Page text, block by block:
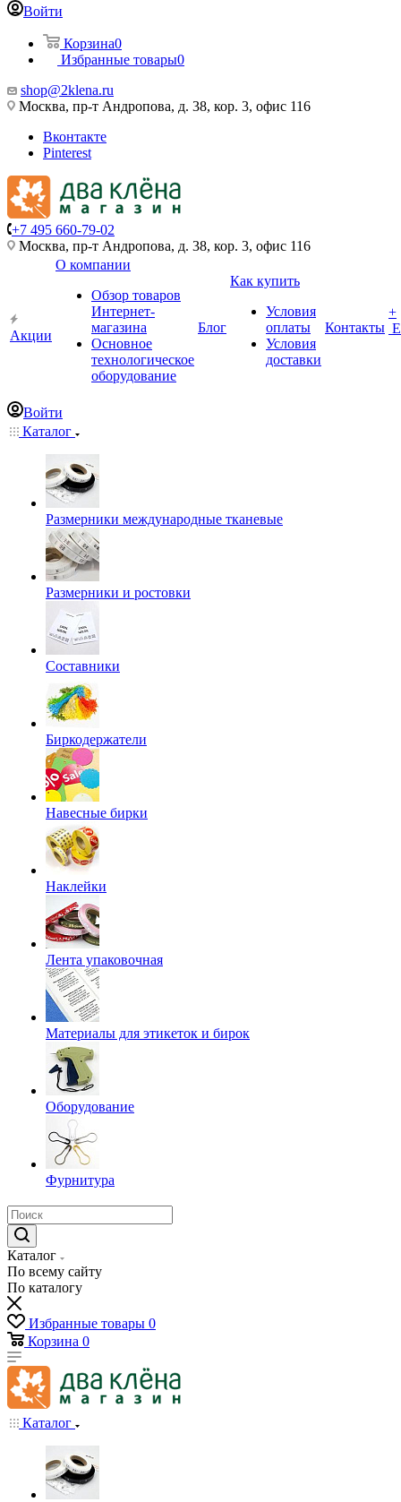
Войти
Корзина0
Избранные товары0
shop@2klena.ru
Москва, пр-т Андропова, д. 38, кор. 3, офис 116
Вконтакте
Pinterest
+7 495 660-79-02
Москва, пр-т Андропова, д. 38, кор. 3, офис 116
Акции
О компании
Обзор товаров
Интернет-
магазина
Основное
технологическое
оборудование
Блог
Как купить
Условия
оплаты
Условия
доставки
Контакты
+
Войти
Каталог
Размерники международные тканевые
Размерники и ростовки
Составники
Биркодержатели
Навесные бирки
Наклейки
Лента упаковочная
Материалы для этикеток и бирок
Оборудование
Фурнитура
Каталог
По всему сайту
По каталогу
Избранные товары 0
Корзина 0
Каталог